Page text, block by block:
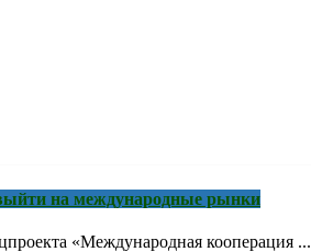
на международные рынки
«Международная кооперация ...